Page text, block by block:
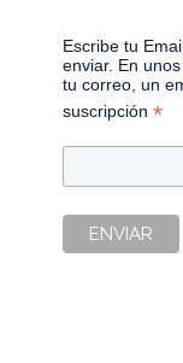
Escribe tu
enviar. En
tu correo, un
suscripción *